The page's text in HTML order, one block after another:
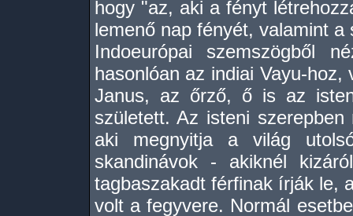
hogy "az, aki a fényt
lemenő nap fényét, valamint a
Indoeurópai szemszögből
hasonlóan az indiai Vayu-
Janus, az őrző, ő is az
született. Az isteni
aki megnyitja a világ
skandinávok - akiknél
tagbaszakadt férfinak írják le,
volt a fegyvere. Normál